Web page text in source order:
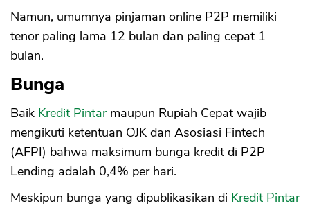
Namun, umumnya pinjaman online P2P memiliki
tenor paling lama 12 bulan dan paling cepat 1
bulan.
Bunga
Baik Kredit Pintarmaupun Rupiah Cepat wajib
mengikuti ketentuan OJK dan Asosiasi Fintech
(AFPI) bahwa maksimum bunga kredit di P2P
Lending adalah 0,4% per hari.
Meskipun bunga yang dipublikasikan di Kredit Pintar